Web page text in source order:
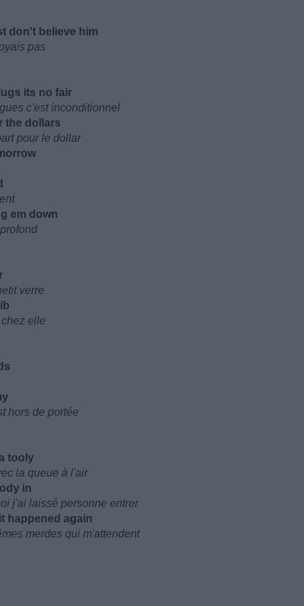
don't believe him
pas
its no fair
c'est inconditionnel
the dollars
pour le dollar
em down
verre
elle
hors de portée
tooly
la queue à l'air
in
j'ai laissé personne entrer
happened again
merdes qui m'attendent